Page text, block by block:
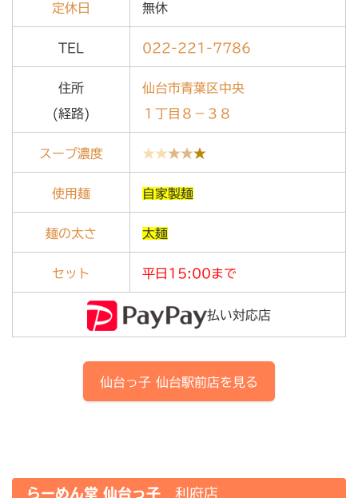
定休日 無休
TEL 022-221-7786
住所
(経路)
仙台市青葉区中央
１丁目８－３８
スープ濃度 ★★★★★
使用麺 自家製麺
麺の太さ 太麺
セット 平日15:00まで
払い対応店
仙台っ子 仙台駅前店を見る
らーめん堂 仙台っ子 利府店